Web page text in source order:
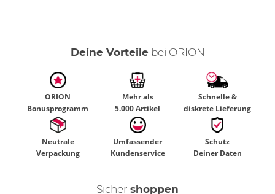
Deine Vorteilebei ORION
ORION
Bonusprogramm
Mehr als
5.000 Artikel
Schnelle &
diskrete Lieferung
Neutrale
Verpackung
Umfassender
Kundenservice
Schutz
Deiner Daten
Sicher shoppen